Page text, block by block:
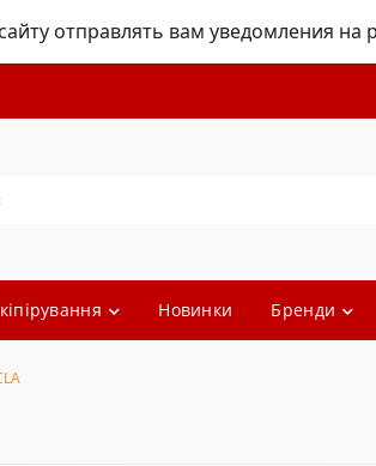
отправлять вам уведомления на
Новинки Бренди